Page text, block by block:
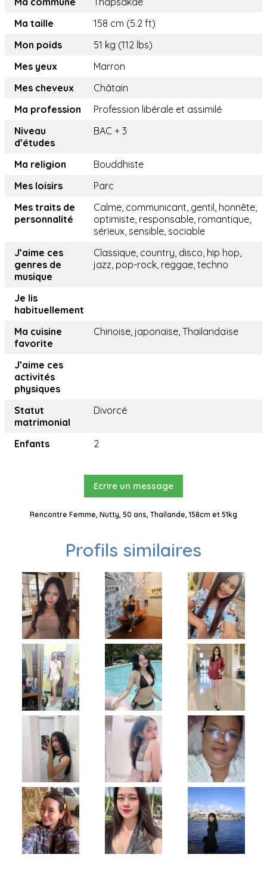
Ma taille
158 cm (5.2 ft)
Mon poids
51 kg (112 lbs)
Mes yeux
Marron
Mes cheveux
Châtain
Ma profession
Profession libérale et assimilé
Niveau
d’études
BAC + 3
Ma religion
Bouddhiste
Mes loisirs
Parc
Mes traits de
personnalité
Calme, communicant, gentil, honnête,
optimiste, responsable, romantique,
sérieux, sensible, sociable
J’aime ces
genres de
musique
Classique, country, disco, hip hop,
jazz, pop-rock, reggae, techno
Je lis
habituellement
Ma cuisine
favorite
Chinoise, japonaise, Thailandaïse
J’aime ces
activités
physiques
Statut
matrimonial
Divorcé
Enfants 2
Ecrire un message
Rencontre Femme, Nutty, 50 ans, Thaïlande, 158cm et 51kg
Profils similaires